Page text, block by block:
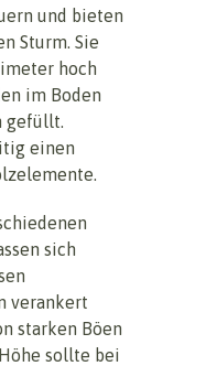
und bieten
Sturm. Sie
hoch
im Boden
gefüllt.
einen
sich
verankert
starken Böen
sollte bei